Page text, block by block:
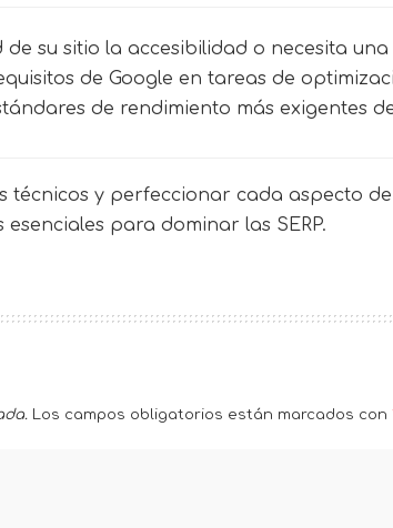
su sitio la accesibilidad o necesita una
de Google en tareas de
de rendimiento más exigentes
técnicos y perfeccionar cada aspecto
para dominar las SERP.
Los campos obligatorios están marcados con